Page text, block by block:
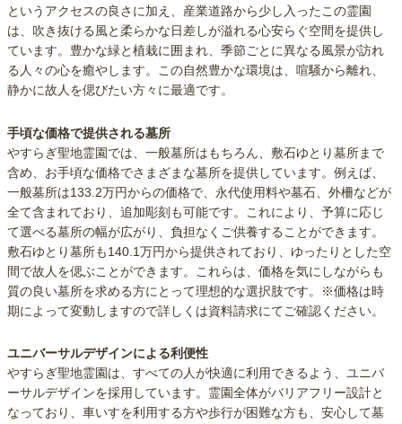
というアクセスの良さに加え、産業道路から少し入ったこの霊園
は、吹き抜ける風と柔らかな日差しが溢れる心安らぐ空間を提供し
ています。豊かな緑と植栽に囲まれ、季節ごとに異なる風景が訪れ
る人々の心を癒やします。この自然豊かな環境は、喧騒から離れ、
静かに故人を偲びたい方々に最適です。
手頃な価格で提供される墓所
やすらぎ聖地霊園では、一般墓所はもちろん、敷石ゆとり墓所まで
含め、お手頃な価格でさまざまな墓所を提供しています。例えば、
一般墓所は133.2万円からの価格で、永代使用料や墓石、外柵などが
全て含まれており、追加彫刻も可能です。これにより、予算に応じ
て選べる墓所の幅が広がり、負担なくご供養することができます。
敷石ゆとり墓所も140.1万円から提供されており、ゆったりとした空
間で故人を偲ぶことができます。これらは、価格を気にしながらも
質の良い墓所を求める方にとって理想的な選択肢です。※価格は時
期によって変動しますので詳しくは資料請求にてご確認ください。
ユニバーサルデザインによる利便性
やすらぎ聖地霊園は、すべての人が快適に利用できるよう、ユニバ
ーサルデザインを採用しています。霊園全体がバリアフリー設計と
なっており、車いすを利用する方や歩行が困難な方も、安心して墓